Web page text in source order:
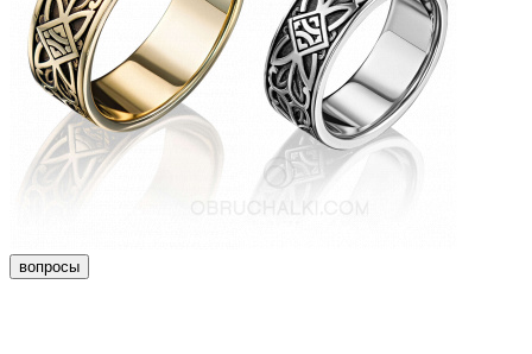
вопросы